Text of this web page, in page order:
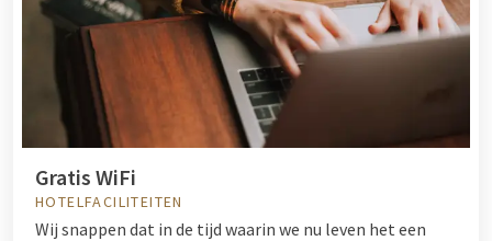
Gratis WiFi
HOTELFACILITEITEN
Wij snappen dat in de tijd waarin we nu leven het een